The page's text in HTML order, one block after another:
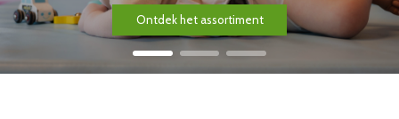
Ontdek het assortiment